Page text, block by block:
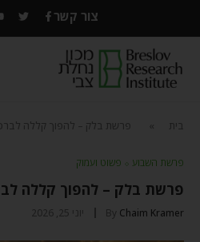
צור קשר
בית פרשת בלק – להפוך קללה
פרשת השבוע ⬦ פשוט ועמוק
פרשת בלק – להפוך קללה
By Chaim Kramer יוני 25, 2026